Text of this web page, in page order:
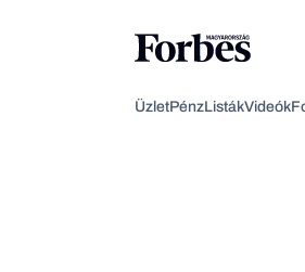
ÜzletPénzListákVideók